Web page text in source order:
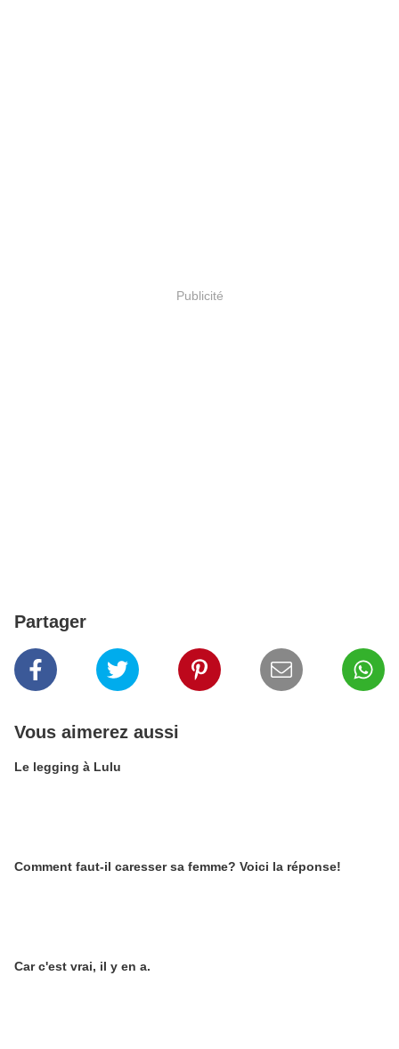
Publicité
Partager
Vous aimerez aussi
Le legging à Lulu
Comment faut-il caresser sa femme? Voici la réponse!
Car c'est vrai, il y en a.